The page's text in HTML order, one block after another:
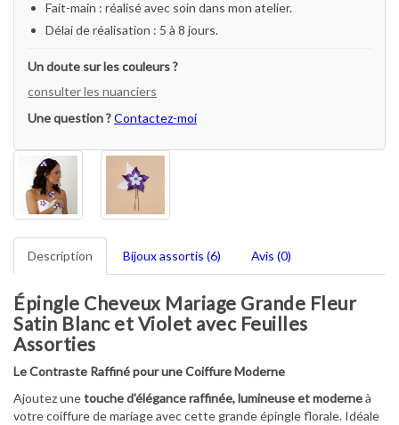
Fait-main : réalisé avec soin dans mon atelier.
Délai de réalisation : 5 à 8 jours.
Un doute sur les couleurs ?
consulter les nuanciers
Une question ?Contactez-moi
Description Bijoux assortis (6) Avis (0)
Épingle Cheveux Mariage Grande Fleur
Satin Blanc et Violet avec Feuilles
Assorties
Le Contraste Raffiné pour une Coiffure Moderne
Ajoutez unetouche d'élégance raffinée, lumineuse et moderneà
votre coiffure de mariage avec cette grande épingle florale. Idéale